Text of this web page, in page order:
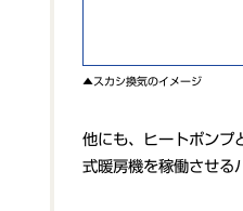
▲スカシ換気のイメージ
他にも、ヒートポンプ
式暖房機を稼働させる